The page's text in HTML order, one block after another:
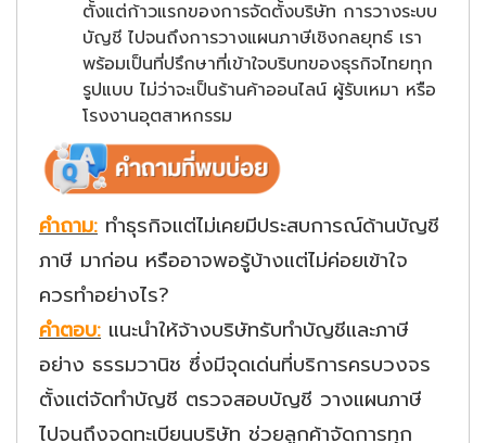
ตั้งแต่ก้าวแรกของการจัดตั้งบริษัท การวางระบบ
บัญชี ไปจนถึงการวางแผนภาษีเชิงกลยุทธ์ เรา
พร้อมเป็นที่ปรึกษาที่เข้าใจบริบทของธุรกิจไทยทุก
รูปแบบ ไม่ว่าจะเป็นร้านค้าออนไลน์ ผู้รับเหมา หรือ
โรงงานอุตสาหกรรม
คำถาม: ทำธุรกิจแต่ไม่เคยมีประสบการณ์ด้านบัญชี
ภาษี มาก่อน หรืออาจพอรู้บ้างแต่ไม่ค่อยเข้าใจ
ควรทำอย่างไร?
คำตอบ: แนะนำให้จ้างบริษัทรับทำบัญชีและภาษี
อย่าง ธรรมวานิช ซึ่งมีจุดเด่นที่บริการครบวงจร
ตั้งแต่จัดทำบัญชี ตรวจสอบบัญชี วางแผนภาษี
ไปจนถึงจดทะเบียนบริษัท ช่วยลูกค้าจัดการทุก